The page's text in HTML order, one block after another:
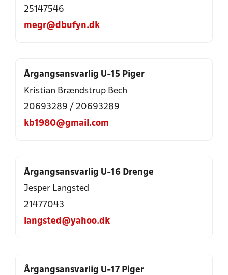
25147546
megr@dbufyn.dk
Årgangsansvarlig U-15 Piger
Kristian Brændstrup Bech
20693289 / 20693289
kb1980@gmail.com
Årgangsansvarlig U-16 Drenge
Jesper Langsted
21477043
langsted@yahoo.dk
Årgangsansvarlig U-17 Piger